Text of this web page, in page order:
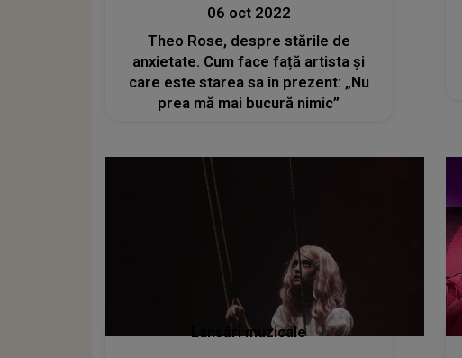
06 oct 2022
Theo Rose, despre stările de
anxietate. Cum face față artista și
care este starea sa în prezent: „Nu
prea mă mai bucură nimic”
Lansări muzicale